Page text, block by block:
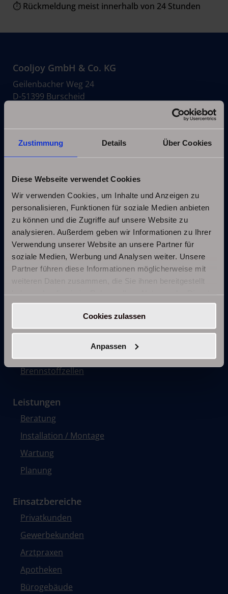
Zustimmung Details Über Cookies
Diese Webseite verwendet Cookies
Wir verwenden Cookies, um Inhalte und Anzeigen zu
personalisieren, Funktionen für soziale Medien anbieten
zu können und die Zugriffe auf unsere Website zu
analysieren. Außerdem geben wir Informationen zu Ihrer
Verwendung unserer Website an unsere Partner für
soziale Medien, Werbung und Analysen weiter. Unsere
Partner führen diese Informationen möglicherweise mit
weiteren Daten zusammen, die Sie ihnen bereitgestellt
haben oder die sie im Rahmen Ihrer Nutzung der Dienste
gesammelt haben.
Cookies zulassen
Anpassen
⏱ Rückmeldung meist innerhalb von 24 Stunden
Cooljoy GmbH & Co. KG
Geilenbacher Weg 24
D-51399 Burscheid
E-Mail:info@cooljoy.de
Top Score-Siegel
in Folge erhalten! Dies ist eine besondere
Auszeichnung für Unternehmen mit einem hohen
Trustlocal-Score.
Produkte
Klimageräte
Brennstoffzellen
Leistungen
Beratung
Installation / Montage
Wartung
Planung
Einsatzbereiche
Privatkunden
Gewerbekunden
Arztpraxen
Apotheken
Bürogebäude